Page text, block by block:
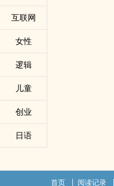
互联网
女性
逻辑
儿童
创业
日语
首页 阅读记录